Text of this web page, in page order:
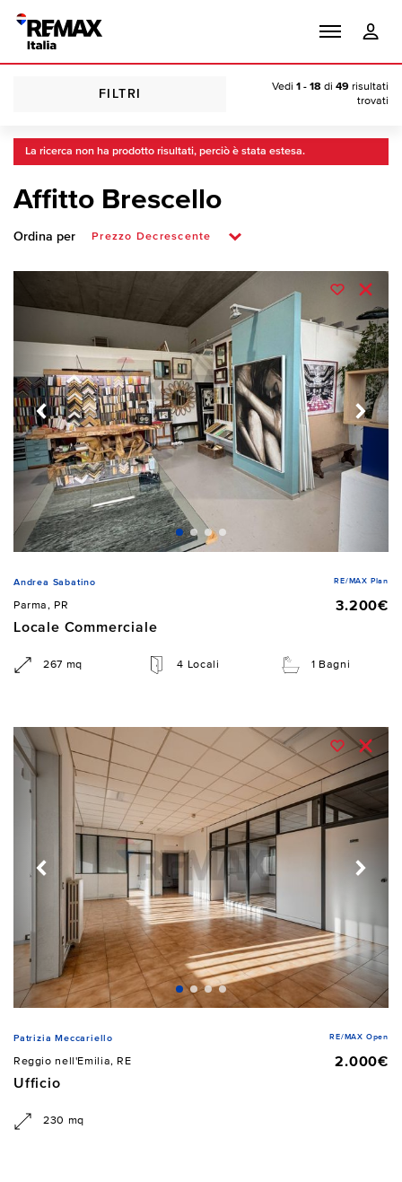
FILTRI
Vedi 1 - 18 di 49 risultati
trovati
La ricerca non ha prodotto risultati, perciò è stata estesa.
Affitto Brescello
Ordina per
Andrea Sabatino RE/MAX Plan
Parma, PR
3.200€
Locale Commerciale
267 mq 4 Locali 1 Bagni
Patrizia Meccariello RE/MAX Open
Reggio nell'Emilia, RE
2.000€
Ufficio
230 mq